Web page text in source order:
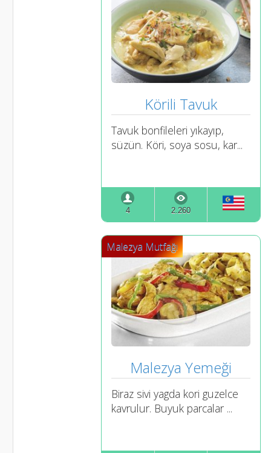
Körili Tavuk
Tavuk bonfileleri yıkayıp,
süzün. Köri, soya sosu, kar...
4 2.260
Malezya Yemeği
Biraz sivi yagda kori guzelce
kavrulur. Buyuk parcalar ...
Malezya Mutfağı